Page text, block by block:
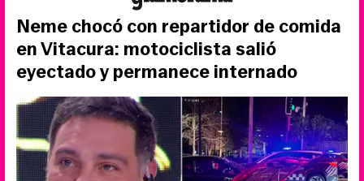
Neme chocó con repartidor de comida
en Vitacura: motociclista salió
eyectado y permanece internado